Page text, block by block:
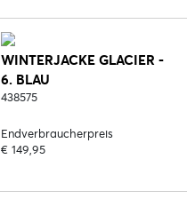
WINTERJACKE GLACIER -
6. BLAU
438575
Endverbraucherpreis
€ 149,95